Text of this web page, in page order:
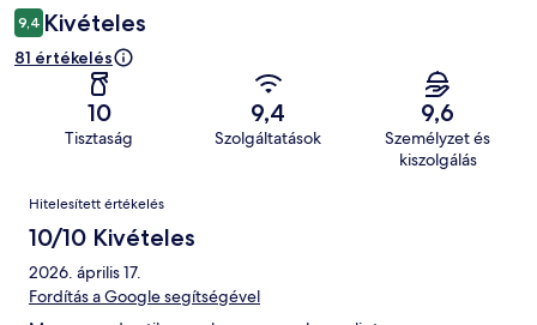
9,4 Kivételes
81 értékelés
10
Tisztaság
9,4
Szolgáltatások
9,6
Személyzet és
kiszolgálás
Értékelések
Hitelesített értékelés
10/10 Kivételes
2026. április 17.
Fordítás a Google segítségével